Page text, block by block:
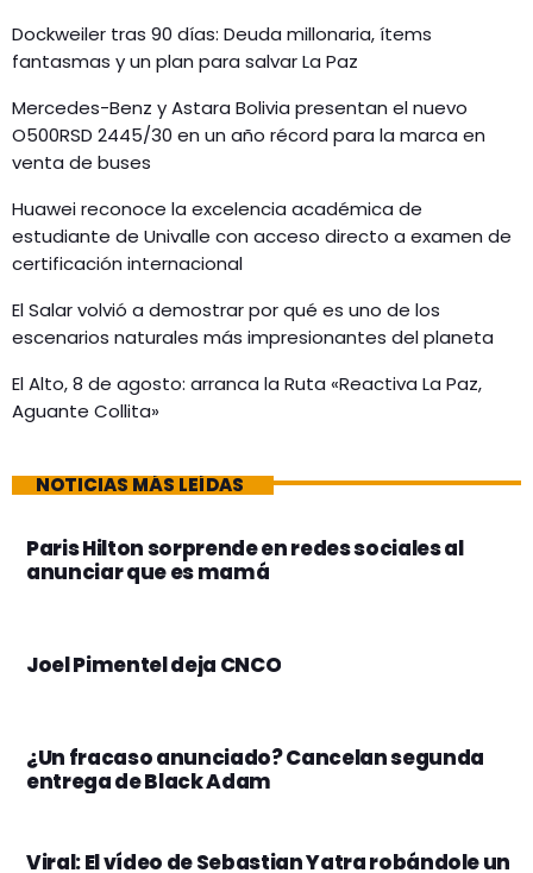
Dockweiler tras 90 días: Deuda millonaria, ítems
fantasmas y un plan para salvar La Paz
Mercedes-Benz y Astara Bolivia presentan el nuevo
O500RSD 2445/30 en un año récord para la marca en
venta de buses
Huawei reconoce la excelencia académica de
estudiante de Univalle con acceso directo a examen de
certificación internacional
El Salar volvió a demostrar por qué es uno de los
escenarios naturales más impresionantes del planeta
El Alto, 8 de agosto: arranca la Ruta «Reactiva La Paz,
Aguante Collita»
NOTICIAS MÁS LEÍDAS
Paris Hilton sorprende en redes sociales al
anunciar que es mamá
Joel Pimentel deja CNCO
¿Un fracaso anunciado? Cancelan segunda
entrega de Black Adam
Viral: El vídeo de Sebastian Yatra robándole un